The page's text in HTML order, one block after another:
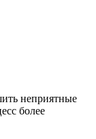
неприятные
более